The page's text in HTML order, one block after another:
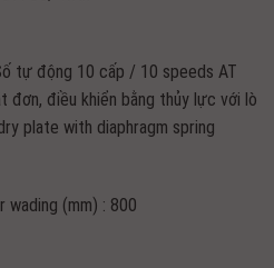
tự động 10 cấp / 10 speeds AT
đơn, điều khiển bằng thủy lực với lò
plate with diaphragm spring
wading (mm) : 800